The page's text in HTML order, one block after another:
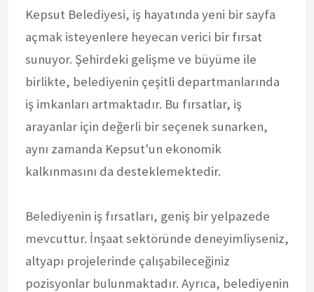
Kepsut Belediyesi, iş hayatında yeni bir sayfa
açmak isteyenlere heyecan verici bir fırsat
sunuyor. Şehirdeki gelişme ve büyüme ile
birlikte, belediyenin çeşitli departmanlarında
iş imkanları artmaktadır. Bu fırsatlar, iş
arayanlar için değerli bir seçenek sunarken,
aynı zamanda Kepsut'un ekonomik
kalkınmasını da desteklemektedir.
Belediyenin iş fırsatları, geniş bir yelpazede
mevcuttur. İnşaat sektöründe deneyimliyseniz,
altyapı projelerinde çalışabileceğiniz
pozisyonlar bulunmaktadır. Ayrıca, belediyenin